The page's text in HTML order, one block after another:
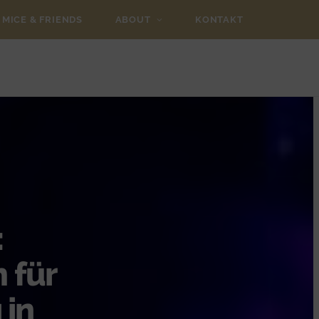
MICE & FRIENDS ABOUT KONTAKT
für